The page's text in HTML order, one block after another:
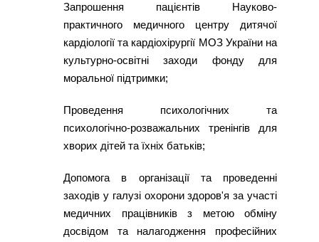
Запрошення пацієнтів Науково-
практичного медичного центру дитячої
кардіології та кардіохірургії МОЗ України на
культурно-освітні заходи фонду для
моральної підтримки;
Проведення психологічних та
психологічно-розважальних тренінгів для
хворих дітей та їхніх батьків;
Допомога в організації та проведенні
заходів у галузі охорони здоров'я за участі
медичних працівників з метою обміну
досвідом та налагодження професійних